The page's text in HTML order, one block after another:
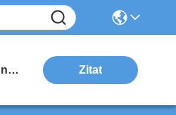
Treten Sie Mit Uns In Verbindung Zitat